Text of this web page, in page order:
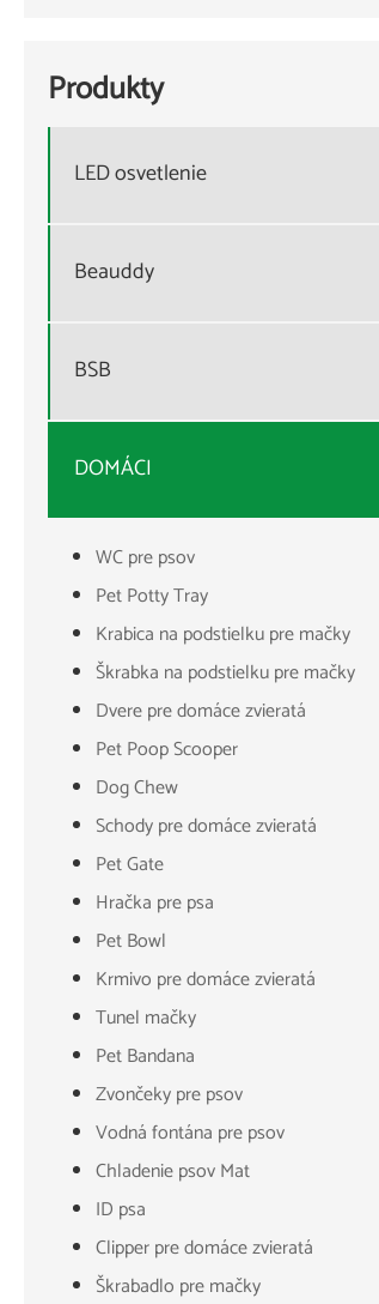
Produkty
LED osvetlenie
Beauddy
BSB
DOMÁCI
WC pre psov
Pet Potty Tray
Krabica na podstielku pre mačky
Škrabka na podstielku pre mačky
Dvere pre domáce zvieratá
Pet Poop Scooper
Dog Chew
Schody pre domáce zvieratá
Pet Gate
Hračka pre psa
Pet Bowl
Krmivo pre domáce zvieratá
Tunel mačky
Pet Bandana
Zvončeky pre psov
Vodná fontána pre psov
Chladenie psov Mat
ID psa
Clipper pre domáce zvieratá
Škrabadlo pre mačky